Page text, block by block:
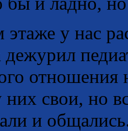
у нас
дежурил
свои, но
и